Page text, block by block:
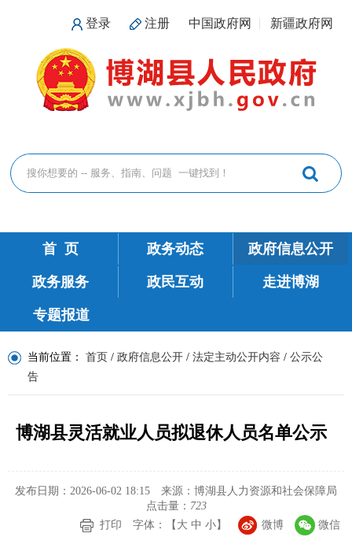
登录 注册 中国政府网 新疆政府网
首 页 政务动态 政府信息公开
政务服务 政民互动 走进博湖
专题报道
当前位置： 首页 / 政府信息公开 / 法定主动公开内容 / 公示公
告
博湖县灵活就业人员拟退休人员名单公示
发布日期：2026-06-02 18:15
来源：博湖县人力资源和社会保障局
点击量： 723
打印
字体：【 大 中 小】 微博 微信